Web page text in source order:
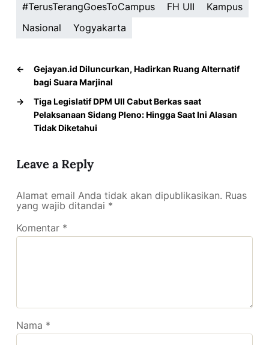
#TerusTerangGoesToCampus
FH UII
Kampus
Nasional
Yogyakarta
←
Gejayan.id Diluncurkan, Hadirkan Ruang Alternatif
bagi Suara Marjinal
→
Tiga Legislatif DPM UII Cabut Berkas saat
Pelaksanaan Sidang Pleno: Hingga Saat Ini Alasan
Tidak Diketahui
Leave a Reply
Alamat email Anda tidak akan dipublikasikan. Ruas
yang wajib ditandai *
Komentar *
Nama *